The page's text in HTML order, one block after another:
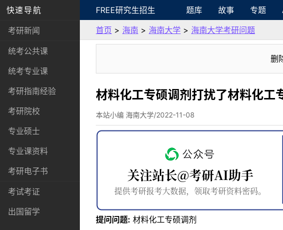
快速导航
考研新闻
统考公共课
统考专业课
考研指南经验
考研院校
专业硕士
专业课资料
考研电子书
考试考证
出国留学
FREE研究生招生 题库 故事 专题
首页 > 海南 > 海南大学 > 海南大学考研问题
删
材料化工专硕调剂打扰了材料化工
本站小编 海南大学/2022-11-08
提问问题: 材料化工专硕调剂